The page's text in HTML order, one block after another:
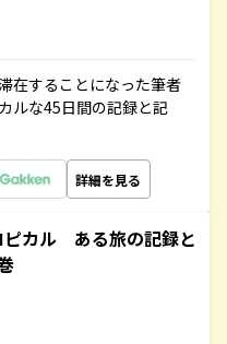
在することになった筆者
ルな45日間の記録と記
詳細を見る
ピカル ある旅の記録と